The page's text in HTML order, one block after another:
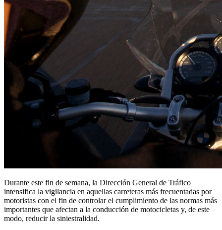
Durante este fin de semana, la Dirección General de Tráfico
intensifica la vigilancia en aquellas carreteras más frecuentadas por
motoristas con el fin de controlar el cumplimiento de las normas más
importantes que afectan a la conducción de motocicletas y, de este
modo, reducir la siniestralidad.